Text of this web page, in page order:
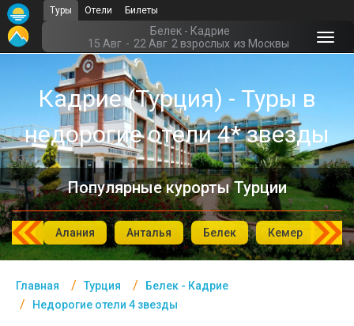
Туры Отели Билеты
Белек - Кадрие
15 Авг - 22 Авг 2 взрослых из Москвы
Кадрие (Турция) - Туры в
недорогие отели 4* звезды
Популярные курорты Турции
Алания Анталья Белек Кемер
Главная Турция
Белек - Кадрие
Недорогие отели 4 звезды
Главная
Турция- Курорты
Офис г. Москва
Помощь
Подборки отелей
Турция
Таиланд
ОАЭ
Египет